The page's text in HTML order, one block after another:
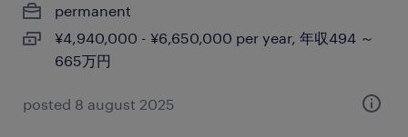
permanent
¥4,940,000 - ¥6,650,000 per year, 年収494 ～
665万円
posted 8 august 2025